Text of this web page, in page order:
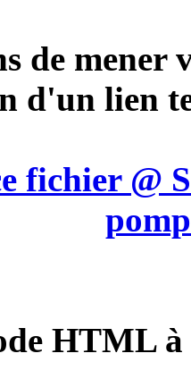
de
d'un lien
fichier @
HTML à